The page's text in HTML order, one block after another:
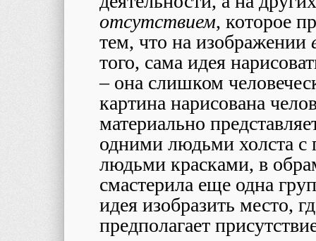
отсутствием, которое
тем, что на изображении
того, сама идея
– она слишком
картина нарисована
материально
одними людьми холста
людьми красками, в
смастерила еще одна
идея изобразить место,
предполагает